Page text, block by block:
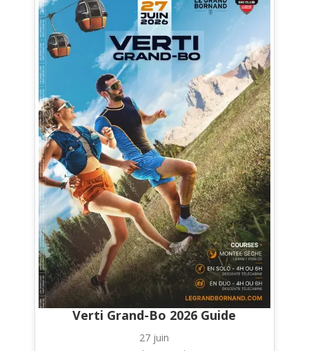
Verti Grand-Bo 2026 Guide
27 juin